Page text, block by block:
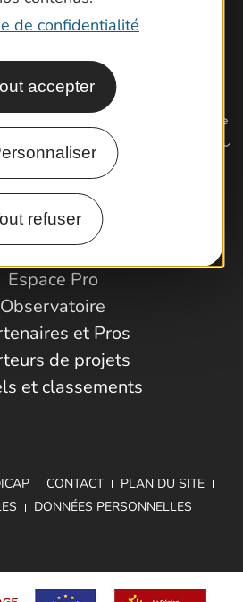
de confidentialité
accepter
refuservenir ?
Espace Pro
Observatoire
et Pros
de projets
et classements
CONTACT
PLAN DU SITE
DONNÉES PERSONNELLES